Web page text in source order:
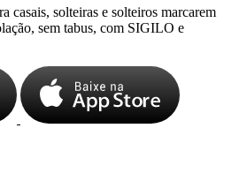
casais, solteiras e solteiros marcarem
sem tabus, com SIGILO e